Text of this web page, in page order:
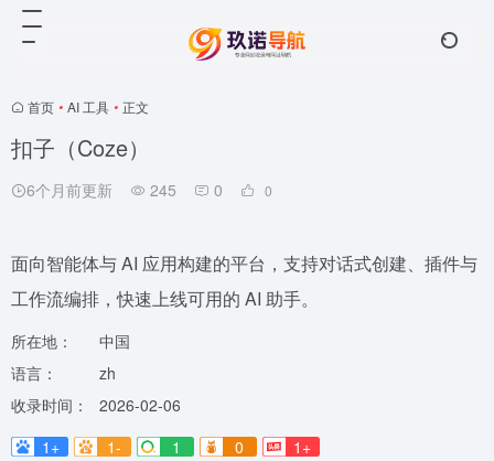
首页 • AI 工具 • 正文
扣子（Coze）
6个月前更新 245 0 0
面向智能体与 AI 应用构建的平台，支持对话式创建、插件与
工作流编排，快速上线可用的 AI 助手。
所在地：
中国
语言：
zh
收录时间：
2026-02-06
1+
1- 1 0 1+